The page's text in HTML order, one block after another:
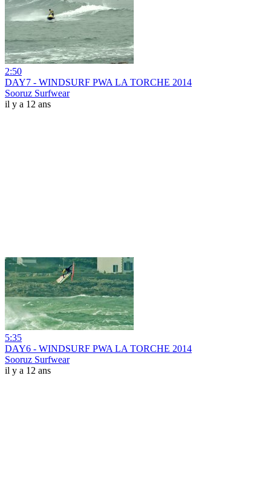
2:50
DAY7 - WINDSURF PWA LA TORCHE 2014
Sooruz Surfwear
il y a 12 ans
5:35
DAY6 - WINDSURF PWA LA TORCHE 2014
Sooruz Surfwear
il y a 12 ans